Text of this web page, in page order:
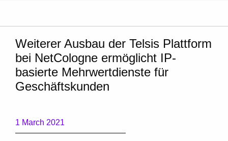
Weiterer Ausbau der Telsis Plattform
bei NetCologne ermöglicht IP-
basierte Mehrwertdienste für
Geschäftskunden
1 March 2021